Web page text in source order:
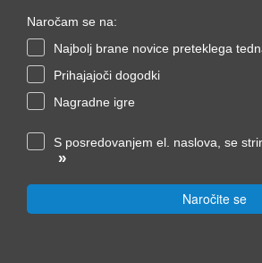
Naročam se na:
Najbolj brane novice preteklega
Prihajajoči dogodki
Nagradne igre
S posredovanjem el. naslova, se
»
Naročite se